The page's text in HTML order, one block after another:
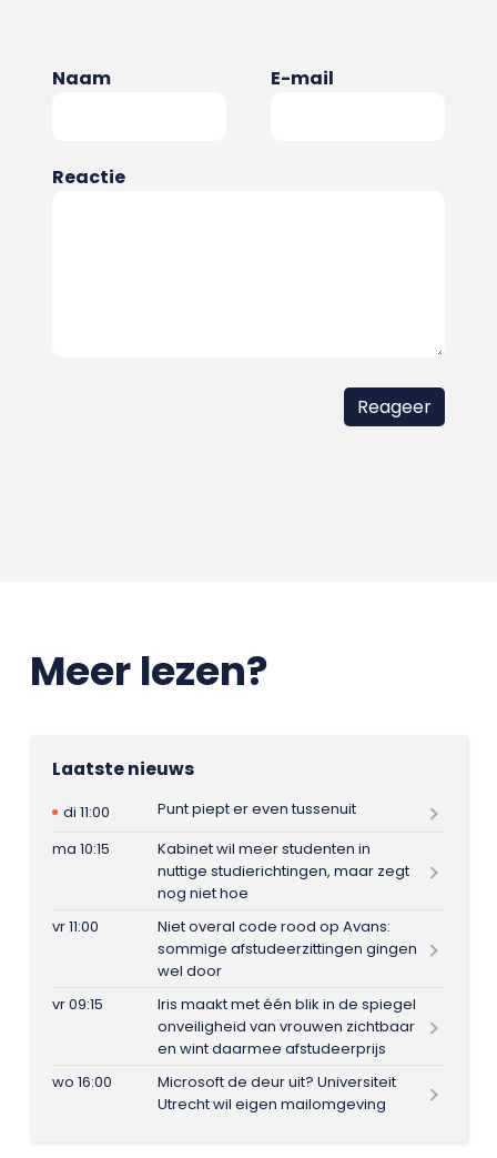
Naam E-mail
Reactie
Meer lezen?
Laatste nieuws
di 11:00
Punt piept er even tussenuit
ma 10:15
Kabinet wil meer studenten in
nuttige studierichtingen, maar zegt
nog niet hoe
vr 11:00
Niet overal code rood op Avans:
sommige afstudeerzittingen gingen
wel door
vr 09:15
Iris maakt met één blik in de spiegel
onveiligheid van vrouwen zichtbaar
en wint daarmee afstudeerprijs
wo 16:00
Microsoft de deur uit? Universiteit
Utrecht wil eigen mailomgeving